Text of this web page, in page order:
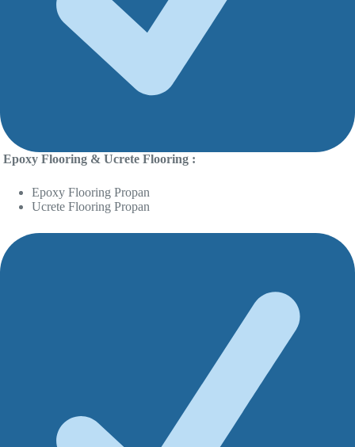
Epoxy Flooring & Ucrete Flooring :
Epoxy Flooring Propan
Ucrete Flooring Propan